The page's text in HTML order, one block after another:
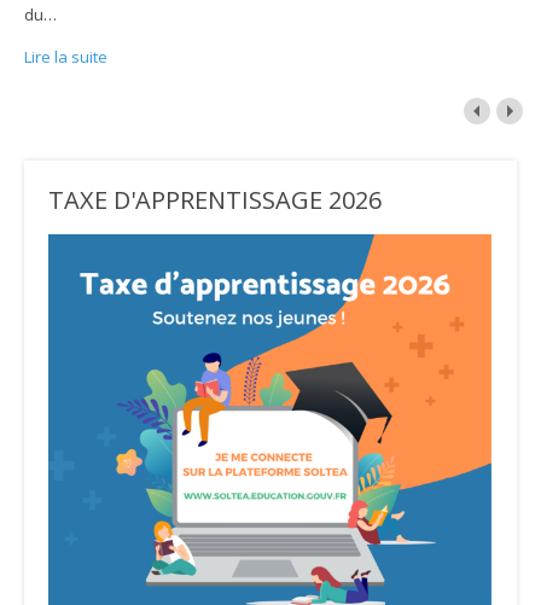
du…
Lire la suite
TAXE D'APPRENTISSAGE 2026